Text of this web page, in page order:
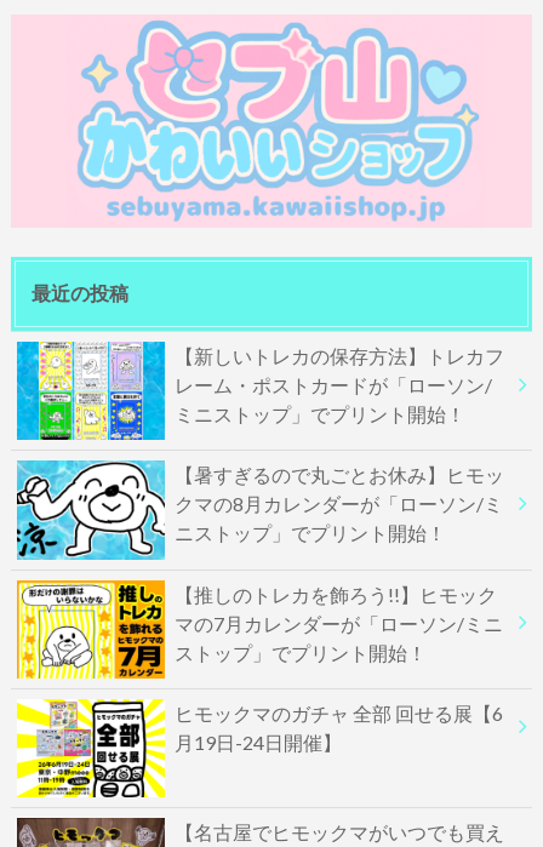
最近の投稿
【新しいトレカの保存方法】トレカフ
レーム・ポストカードが「ローソン/
ミニストップ」でプリント開始！
【暑すぎるので丸ごとお休み】ヒモッ
クマの8月カレンダーが「ローソン/ミ
ニストップ」でプリント開始！
【推しのトレカを飾ろう!!】ヒモック
マの7月カレンダーが「ローソン/ミニ
ストップ」でプリント開始！
ヒモックマのガチャ 全部 回せる展【6
月19日-24日開催】
【名古屋でヒモックマがいつでも買え